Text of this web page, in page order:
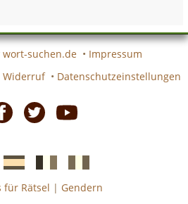
wort-suchen.de • Impressum
Widerruf • Datenschutzeinstellungen
Spanischefranzösicheitalienische
für Rätsel | Gendern